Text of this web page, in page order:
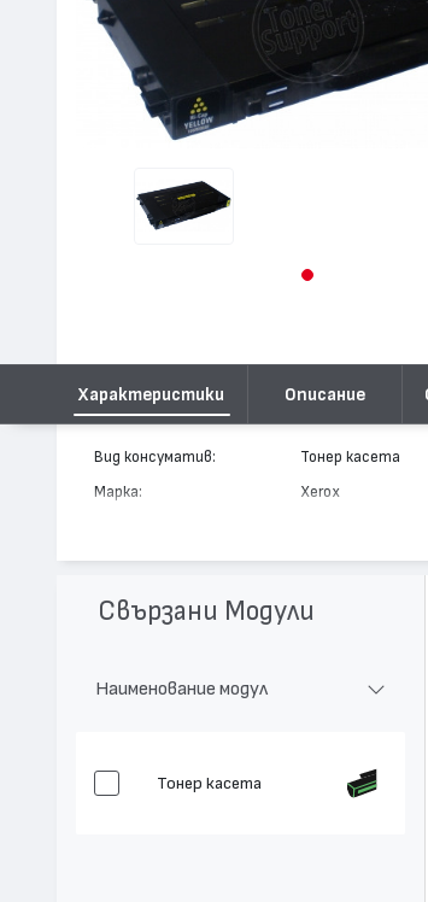
Характеристики Описание
Вид консуматив: Тонер касета
Марка: Xerox
Цвят: Жълт
Капацитет:
Свързани Модули
Наименование модул
Тонер касета